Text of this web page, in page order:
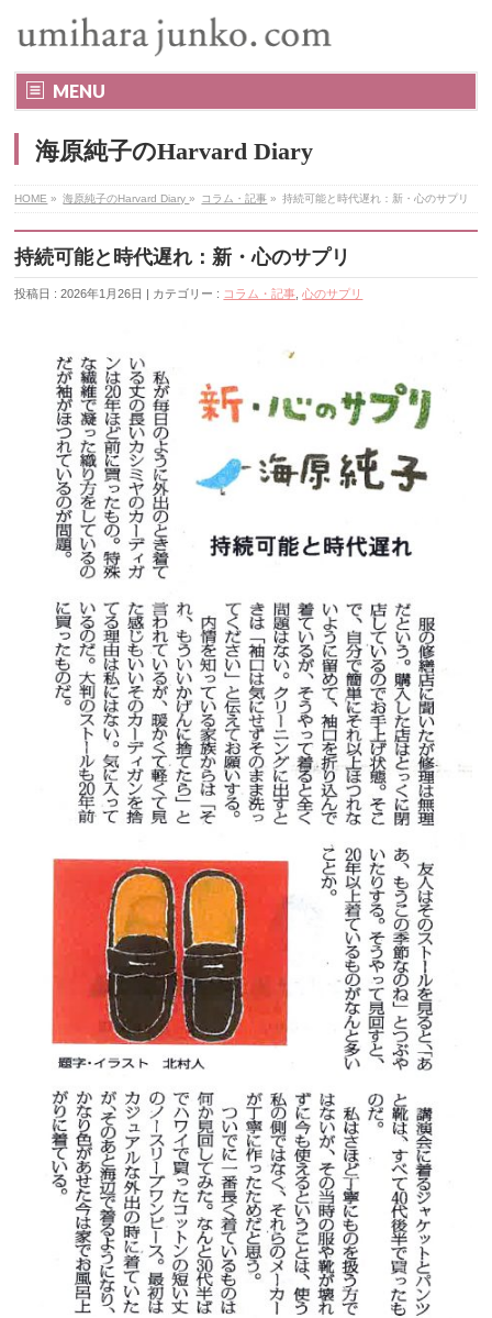
MENU
海原純子のHarvard Diary
HOME » 海原純子のHarvard Diary» コラム・記事 » 持続可能と時代遅れ：新・心のサプリ
持続可能と時代遅れ：新・心のサプリ
投稿日 : 2026年1月26日 | カテゴリー : コラム・記事 ,心のサプリ